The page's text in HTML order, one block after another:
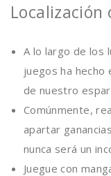
A lo largo de los
juegos ha
de nuestro
Comúnmente,
apartar
nunca será un
Juegue con